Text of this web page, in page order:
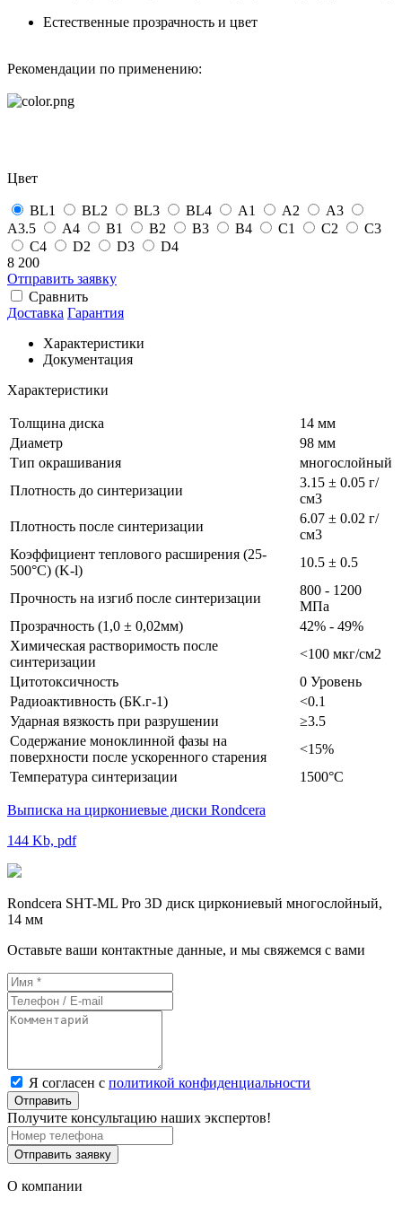
Естественные прозрачность и цвет
Рекомендации по применению:
Цвет
BL1 BL2 BL3 BL4 А1 А2
А3
А3.5
А4 B1 B2 B3 B4 С1 С2
С3
С4
D2 D3
D4
8 200
Отправить заявку
Сравнить
Доставка Гарантия
Характеристики
Документация
Характеристики
Толщина диска
14 мм
Диаметр
98 мм
Тип окрашивания
многослойный
Плотность до синтеризации
3.15 ± 0.05 г/
см3
Плотность после синтеризации
6.07 ± 0.02 г/
см3
Коэффициент теплового расширения (25-
500°C) (K-l)
10.5 ± 0.5
Прочность на изгиб после синтеризации
800 - 1200
МПа
Прозрачность (1,0 ± 0,02мм)
42% - 49%
Химическая растворимость после
синтеризации
<100 мкг/см2
Цитотоксичность
0 Уровень
Радиоактивность (БК.г-1)
<0.1
Ударная вязкость при разрушении
≥3.5
Содержание моноклинной фазы на
поверхности после ускоренного старения
<15%
Температура синтеризации
1500°C
Выписка на циркониевые диски Rondcera
144 Kb, pdf
Rondcera SHT-ML Pro 3D диск циркониевый многослойный,
14 мм
Оставьте ваши контактные данные, и мы свяжемся с вами
Я согласен с политикой конфиденциальности
Отправить
Получите консультацию наших экспертов!
Отправить заявку
О компании